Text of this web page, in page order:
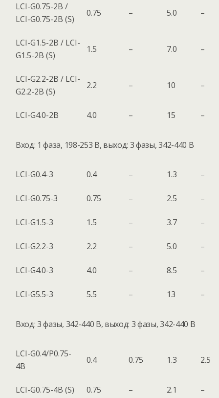
LCI-G0.75-2B /
LCI-G0.75-2B (S)
0.75 – 5.0 –
LCI-G1.5-2B / LCI-
G1.5-2B (S)
1.5 – 7.0 –
LCI-G2.2-2B / LCI-
G2.2-2B (S)
2.2 – 10 –
LCI-G4.0-2B 4.0 – 15 –
Вход: 1 фаза, 198-253 В, выход: 3 фазы, 342-440 В
LCI-G0.4-3 0.4 – 1.3 –
LCI-G0.75-3 0.75 – 2.5 –
LCI-G1.5-3 1.5 – 3.7 –
LCI-G2.2-3 2.2 – 5.0 –
LCI-G4.0-3 4.0 – 8.5 –
LCI-G5.5-3 5.5 – 13 –
Вход: 3 фазы, 342-440 В, выход: 3 фазы, 342-440 В
LCI-G0.4/P0.75-
4B
0.4 0.75 1.3 2.5
LCI-G0.75-4B (S) 0.75 – 2.1 –